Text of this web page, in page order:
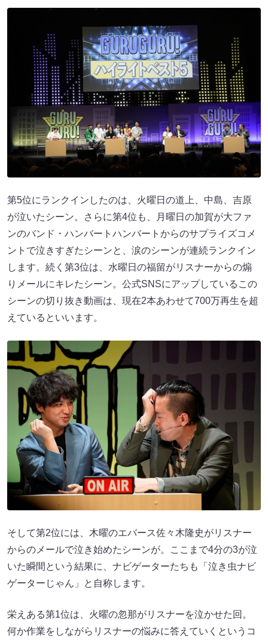
第5位にランクインしたのは、火曜日の道上、中島、吉原
が泣いたシーン。さらに第4位も、月曜日の加賀が大ファ
ンのバンド・ハンバートハンバートからのサプライズコメ
ントで泣きすぎたシーンと、涙のシーンが連続ランクイン
します。続く第3位は、水曜日の福留がリスナーからの煽
りメールにキレたシーン。公式SNSにアップしているこの
シーンの切り抜き動画は、現在2本あわせて700万再生を超
えているといいます。
そして第2位には、木曜のエバース佐々木隆史がリスナー
からのメールで泣き始めたシーンが。ここまで4分の3が泣
いた瞬間という結果に、ナビゲーターたちも「泣き虫ナビ
ゲーターじゃん」と自称します。
栄えある第1位は、火曜の忽那がリスナーを泣かせた回。
何か作業をしながらリスナーの悩みに答えていくというコ